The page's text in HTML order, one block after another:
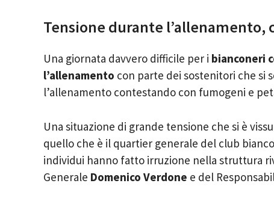
Tensione durante l’allenamento,
Una giornata davvero difficile per i bianconeri
l’allenamento con parte dei sostenitori che si
l’allenamento contestando con fumogeni e
Una situazione di grande tensione che si è
quello che è il quartier generale del club
individui hanno fatto irruzione nella struttura
Generale Domenico Verdone e del